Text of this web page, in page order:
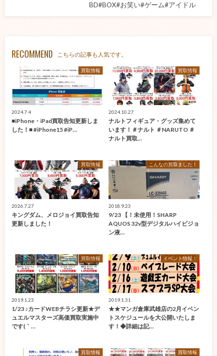
BD#BOX#お笑い#ゲーム#アイドル
RECOMMEND こちらの記事も人気です。
買取情報
2024.7.4
■iPhone・iPad買取告知更新しま
した！■ #iPhone15 #iP…
買取情報
2024.10.27
ナルトフィギュア・グッズ集めて
います！＃ナルト ＃NARUTO ＃
ナルト買取…
買取情報
2026.7.27
キングダム、メロジョイ買取告知
更新しました！
こんなの買取ました！
2018.9.23
9/23 【！未使用！SHARP
AQUOS 32v型デジタルハイビジョ
ン液…
買取情報
2019.1.23
1/23 ♪カードWEBチラシ更新★デ
ュエルマスターズ高価買取実施中
です(｀…
イベント情報！
2019.1.31
★★マンガ倉庫武雄店の2月イベン
トスケジュールを大公開いたしま
す！◆詳細は記…
買取情報 買取情報